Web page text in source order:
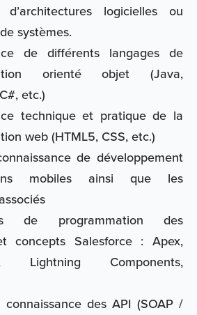
d’architectures logicielles ou
systèmes.
de différents langages de
orienté objet (Java,
etc.)
technique et pratique de la
web (HTML5, CSS, etc.)
de développement
mobiles ainsi que les
de programmation des
concepts Salesforce : Apex,
Lightning Components,
des API (SOAP /